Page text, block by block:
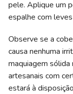
pele. Aplique um
espalhe com
Observe se a
causa nenhuma
maquiagem
artesanais com
estará à